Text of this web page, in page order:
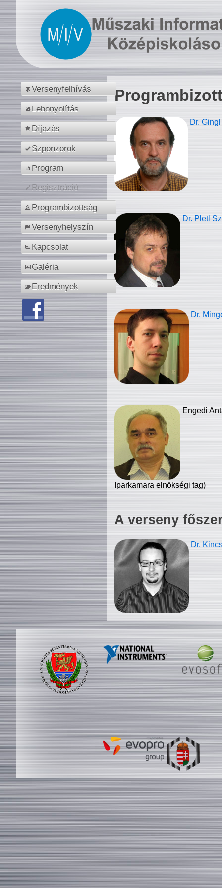
Versenyfelhívás
Lebonyolítás
Díjazás
Szponzorok
Program
Regisztráció
Programbizottság
Versenyhelyszín
Kapcsolat
Galéria
Eredmények
Dr.
Dr. Pletl
Dr.
Engedi
Iparkamara elnökségi tag)
A verseny
Dr.